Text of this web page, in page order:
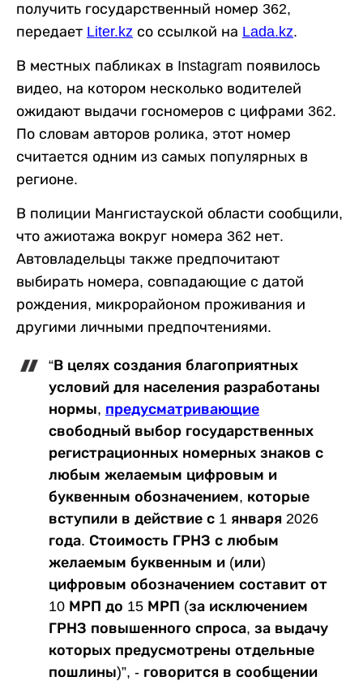
получить государственный номер 362,
передает Liter.kz со ссылкой на Lada.kz.
В местных пабликах в Instagram появилось
видео, на котором несколько водителей
ожидают выдачи госномеров с цифрами 362.
По словам авторов ролика, этот номер
считается одним из самых популярных в
регионе.
В полиции Мангистауской области сообщили,
что ажиотажа вокруг номера 362 нет.
Автовладельцы также предпочитают
выбирать номера, совпадающие с датой
рождения, микрорайоном проживания и
другими личными предпочтениями.
“В целях создания благоприятных
условий для населения разработаны
нормы, предусматривающие
свободный выбор государственных
регистрационных номерных знаков с
любым желаемым цифровым и
буквенным обозначением, которые
вступили в действие с 1 января 2026
года. Стоимость ГРНЗ с любым
желаемым буквенным и (или)
цифровым обозначением составит от
10 МРП до 15 МРП (за исключением
ГРНЗ повышенного спроса, за выдачу
которых предусмотрены отдельные
пошлины)”, - говорится в сообщении